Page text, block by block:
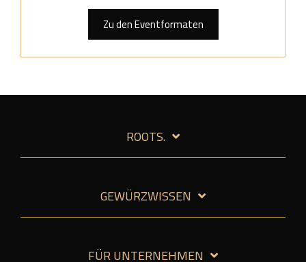
Zu den Eventformaten
ROOTS.
GEWÜRZWISSEN
FÜR UNTERNEHMEN